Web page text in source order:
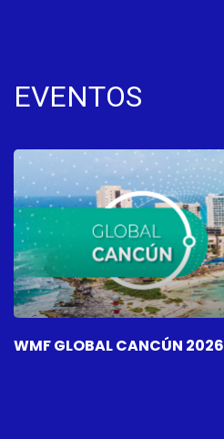
EVENTOS
WMF GLOBAL CANCÚN 2026